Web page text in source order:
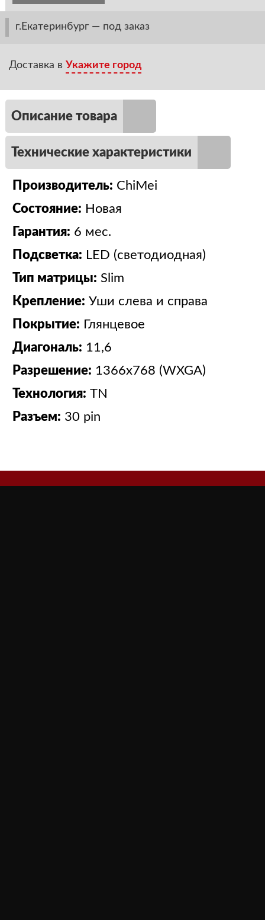
г.Екатеринбург — под заказ
Доставка в Укажите город
Описание товара
Технические характеристики
Производитель: ChiMei
Состояние: Новая
Гарантия: 6 мес.
Подсветка: LED (светодиодная)
Тип матрицы: Slim
Крепление: Уши слева и справа
Покрытие: Глянцевое
Диагональ: 11,6
Разрешение: 1366x768 (WXGA)
Технология: TN
Разъем: 30 pin